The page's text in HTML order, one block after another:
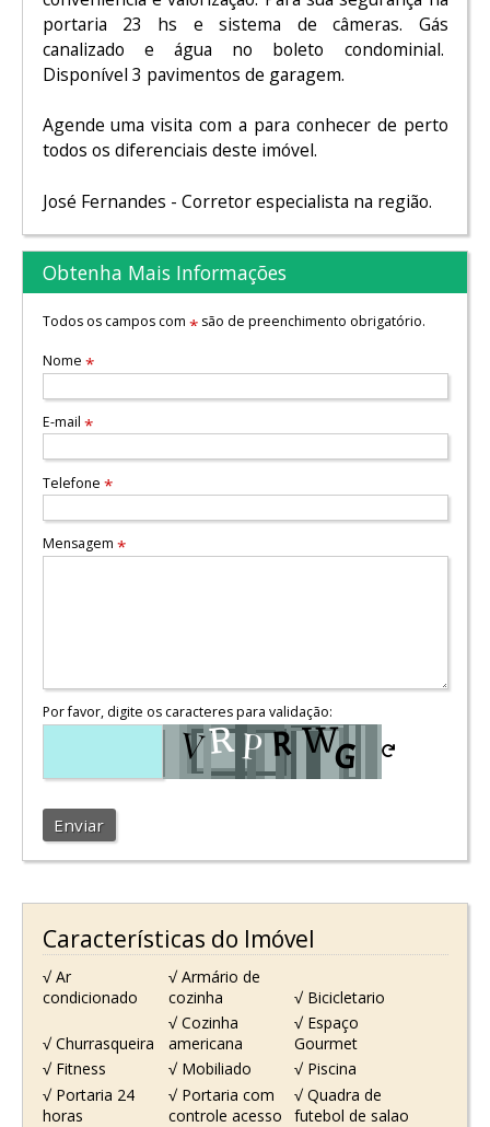
portaria 23 hs e sistema de câmeras. Gás
canalizado e água no boleto condominial.
Disponível 3 pavimentos de garagem.
Agende uma visita com a para conhecer de perto
todos os diferenciais deste imóvel.
José Fernandes - Corretor especialista na região.
Obtenha Mais Informações
Todos os campos com *são de preenchimento obrigatório.
Nome *
E-mail *
Telefone *
Mensagem *
Por favor, digite os caracteres para validação:
Enviar
Características do Imóvel
√ Ar
condicionado
√ Armário de
cozinha
√ Bicicletario
√ Churrasqueira
√ Cozinha
americana
√ Espaço
Gourmet
√ Fitness
√ Mobiliado
√ Piscina
√ Portaria 24
horas
√ Portaria com
controle acesso
√ Quadra de
futebol de salao